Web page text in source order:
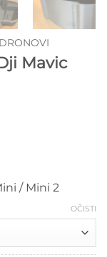
Mavic
RSD
/ Mini 2
OČISTI